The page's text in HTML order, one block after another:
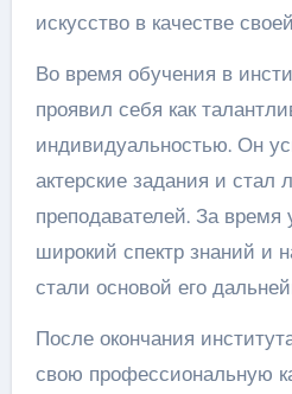
искусство в качестве
Во время обучения в
проявил себя как
индивидуальностью. Он
актерские задания и
преподавателей. За время
широкий спектр знаний и
стали основой его
После окончания
свою профессиональную